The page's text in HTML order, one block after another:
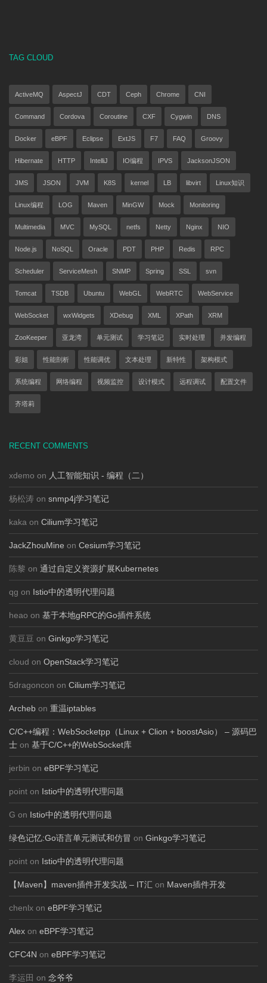
TAG CLOUD
ActiveMQ AspectJ CDT Ceph Chrome CNI
Command Cordova Coroutine CXF Cygwin DNS
Docker eBPF Eclipse ExtJS F7 FAQ Groovy
Hibernate HTTP IntelliJ IO编程 IPVS JacksonJSON
JMS JSON JVM K8S kernel LB libvirt Linux知识
Linux编程 LOG Maven MinGW Mock Monitoring
Multimedia MVC MySQL netfs Netty Nginx NIO
Node.js NoSQL Oracle PDT PHP Redis RPC
Scheduler ServiceMesh SNMP Spring SSL svn
Tomcat TSDB Ubuntu WebGL WebRTC WebService
WebSocket wxWidgets XDebug XML XPath XRM
ZooKeeper 亚龙湾 单元测试 学习笔记 实时处理 并发编程
彩姐 性能剖析 性能调优 文本处理 新特性 架构模式
系统编程 网络编程 视频监控 设计模式 远程调试 配置文件
齐塔莉
RECENT COMMENTS
xdemo on 人工智能知识 - 编程（二）
杨松涛 on snmp4j学习笔记
kaka on Cilium学习笔记
JackZhouMine on Cesium学习笔记
陈黎 on 通过自定义资源扩展Kubernetes
qg on Istio中的透明代理问题
heao on 基于本地gRPC的Go插件系统
黄豆豆 on Ginkgo学习笔记
cloud on OpenStack学习笔记
5dragoncon on Cilium学习笔记
Archeb on 重温iptables
C/C++编程：WebSocketpp（Linux + Clion + boostAsio） – 源码巴
士 on 基于C/C++的WebSocket库
jerbin on eBPF学习笔记
point on Istio中的透明代理问题
G on Istio中的透明代理问题
绿色记忆:Go语言单元测试和仿冒 on Ginkgo学习笔记
point on Istio中的透明代理问题
【Maven】maven插件开发实战 – IT汇 on Maven插件开发
chenlx on eBPF学习笔记
Alex on eBPF学习笔记
CFC4N on eBPF学习笔记
李运田 on 念爷爷